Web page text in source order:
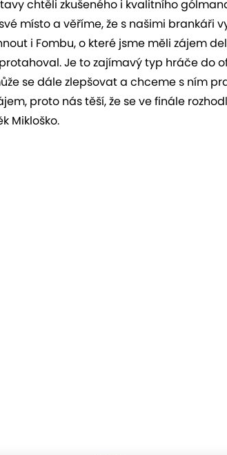
chtěli zkušeného i kvalitního
místo a věříme, že s našimi brankáři
i Fombu, o které jsme měli zájem
Je to zajímavý typ hráče do
se dále zlepšovat a chceme s ním
proto nás těší, že se ve finále
Mikloško.